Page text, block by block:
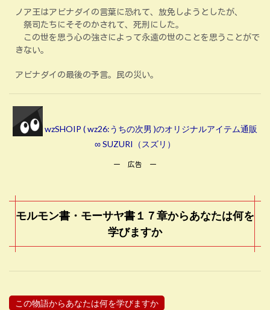
ノア王はアビナダイの言葉に恐れて、放免しようとしたが、
祭司たちにそそのかされて、死刑にした。
この世を思う心の強さによって永遠の世のことを思うことがで
きない。
アビナダイの最後の予言。民の災い。
wzSHOIP ( wz26:うちの次男 )のオリジナルアイテム通販
∞ SUZURI（スズリ）
ー 広告 ー
モルモン書・モーサヤ書１７章からあなたは何を
学びますか
この物語からあなたは何を学びますか